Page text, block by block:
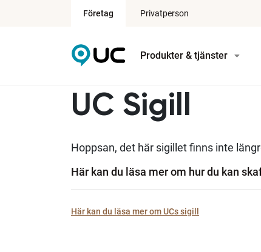
Företag Privatperson
Produkter & tjänster
UC Sigill
Hoppsan, det här sigillet finns inte
Här kan du läsa mer om hur du kan
Här kan du läsa mer om UCs sigill